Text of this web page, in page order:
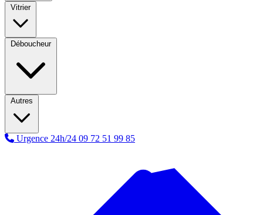
Vitrier
Déboucheur
Autres
Urgence 24h/24 09 72 51 99 85